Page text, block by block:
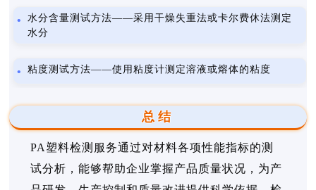
水分含量测试方法——采用干燥失重法或卡尔费休法测定
水分
粘度测试方法——使用粘度计测定溶液或熔体的粘度
总结
PA塑料检测服务通过对材料各项性能指标的测
试分析，能够帮助企业掌握产品质量状况，为产